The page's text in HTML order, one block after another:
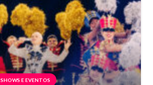
SHOWS E EVENTOS